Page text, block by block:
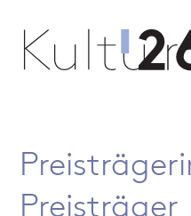
Preisträger